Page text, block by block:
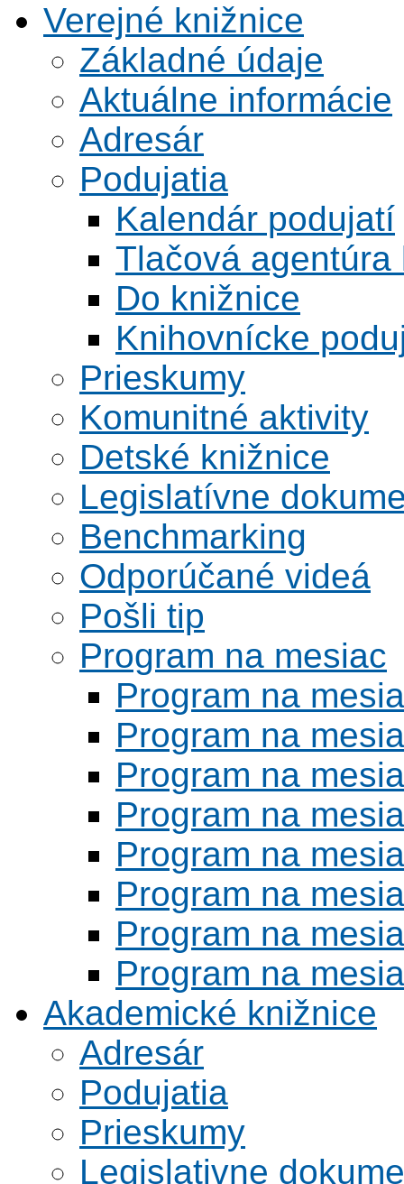
Verejné knižnice
Základné údaje
Aktuálne informácie
Adresár
Podujatia
Kalendár podujatí
Tlačová agentúra
Do knižnice
Knihovnícke
Prieskumy
Komunitné aktivity
Detské knižnice
Legislatívne
Benchmarking
Odporúčané videá
Pošli tip
Program na mesiac
Program na
Program na
Program na
Program na
Program na
Program na
Program na
Program na
Akademické knižnice
Adresár
Podujatia
Prieskumy
Legislativne